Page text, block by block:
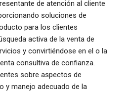
de atención al cliente
soluciones de
para los clientes
activa de la venta de
y convirtiéndose en el o la
consultiva de confianza.
sobre aspectos de
y manejo adecuado de la